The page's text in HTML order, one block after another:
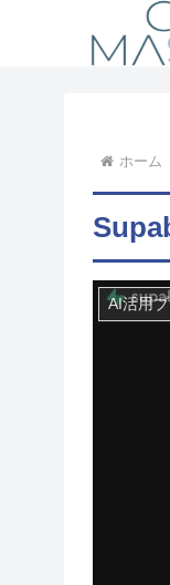
ホーム
AI活用